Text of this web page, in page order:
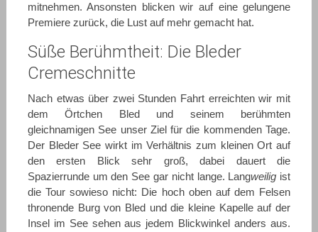
mitnehmen. Ansonsten blicken wir auf eine gelungene
Premiere zurück, die Lust auf mehr gemacht hat.
Süße Berühmtheit: Die Bleder
Cremeschnitte
Nach etwas über zwei Stunden Fahrt erreichten wir mit
dem Örtchen Bled und seinem berühmten
gleichnamigen See unser Ziel für die kommenden Tage.
Der Bleder See wirkt im Verhältnis zum kleinen Ort auf
den ersten Blick sehr groß, dabei dauert die
Spazierrunde um den See gar nicht lange. Langweilig ist
die Tour sowieso nicht: Die hoch oben auf dem Felsen
thronende Burg von Bled und die kleine Kapelle auf der
Insel im See sehen aus jedem Blickwinkel anders aus.